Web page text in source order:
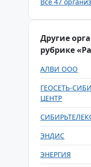
Другие
рубрике
АЛВИ ООО
ГЕОСЕТЬ-
ЦЕНТР
ЭНДИС
ЭНЕРГИЯ